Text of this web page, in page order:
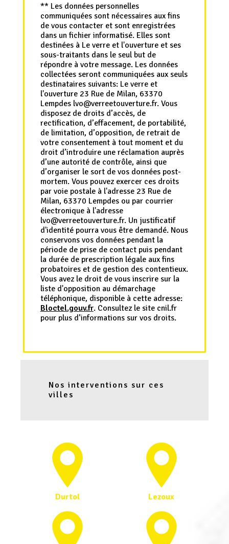
** Les données personnelles
communiquées sont nécessaires aux fins
de vous contacter et sont enregistrées
dans un fichier informatisé. Elles sont
destinées à Le verre et l'ouverture et ses
sous-traitants dans le seul but de
répondre à votre message. Les données
collectées seront communiquées aux seuls
destinataires suivants: Le verre et
l'ouverture 23 Rue de Milan, 63370
Lempdes lvo@verreetouverture.fr. Vous
disposez de droits d’accès, de
rectification, d’effacement, de portabilité,
de limitation, d’opposition, de retrait de
votre consentement à tout moment et du
droit d’introduire une réclamation auprès
d’une autorité de contrôle, ainsi que
d’organiser le sort de vos données post-
mortem. Vous pouvez exercer ces droits
par voie postale à l'adresse 23 Rue de
Milan, 63370 Lempdes ou par courrier
électronique à l'adresse
lvo@verreetouverture.fr. Un justificatif
d'identité pourra vous être demandé. Nous
conservons vos données pendant la
période de prise de contact puis pendant
la durée de prescription légale aux fins
probatoires et de gestion des contentieux.
Vous avez le droit de vous inscrire sur la
liste d'opposition au démarchage
téléphonique, disponible à cette adresse:
Bloctel.gouv.fr. Consultez le site cnil.fr
pour plus d’informations sur vos droits.
Nos interventions sur ces
villes
Durtol Lezoux